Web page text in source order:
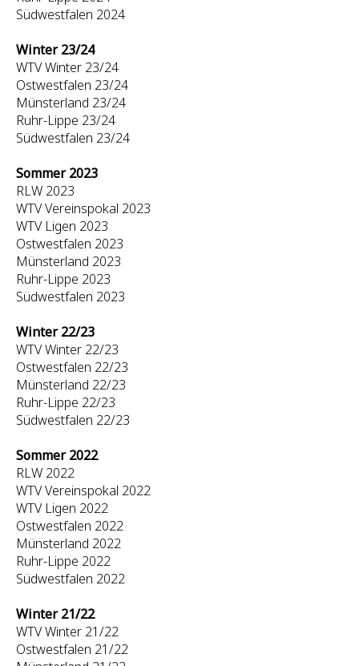
Südwestfalen 2024
Winter 23/24
WTV Winter 23/24
Ostwestfalen 23/24
Münsterland 23/24
Ruhr-Lippe 23/24
Südwestfalen 23/24
Sommer 2023
RLW 2023
WTV Vereinspokal 2023
WTV Ligen 2023
Ostwestfalen 2023
Münsterland 2023
Ruhr-Lippe 2023
Südwestfalen 2023
Winter 22/23
WTV Winter 22/23
Ostwestfalen 22/23
Münsterland 22/23
Ruhr-Lippe 22/23
Südwestfalen 22/23
Sommer 2022
RLW 2022
WTV Vereinspokal 2022
WTV Ligen 2022
Ostwestfalen 2022
Münsterland 2022
Ruhr-Lippe 2022
Südwestfalen 2022
Winter 21/22
WTV Winter 21/22
Ostwestfalen 21/22